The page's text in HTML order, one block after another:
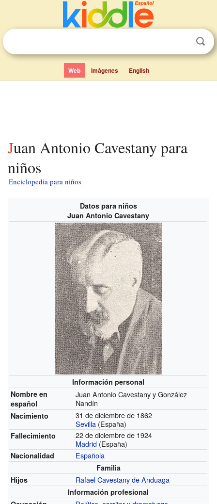
Web Imágenes English
Juan Antonio Cavestany para
niños
Enciclopedia para niños
Datos para niños
Juan Antonio Cavestany
Información personal
Nombre en
español
Juan Antonio Cavestany y González
Nandín
Nacimiento
31 de diciembre de 1862
Sevilla (España)
Fallecimiento
22 de diciembre de 1924
Madrid (España)
Nacionalidad Española
Familia
Hijos
Rafael Cavestany de Anduaga
Información profesional